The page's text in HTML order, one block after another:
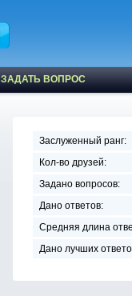
ЗАДАТЬ ВОПРОС
Заслуженный ранг:
Кол-во друзей:
Задано вопросов:
Дано ответов:
Средняя длина
Дано лучших